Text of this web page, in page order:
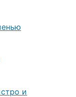
и